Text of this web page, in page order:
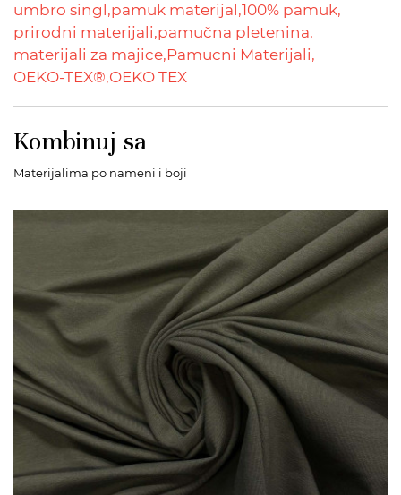
umbro singl,pamuk materijal,100% pamuk,
prirodni materijali,pamučna pletenina,
materijali za majice,Pamucni Materijali,
OEKO-TEX®,OEKO TEX
Kombinuj sa
Materijalima po nameni i boji